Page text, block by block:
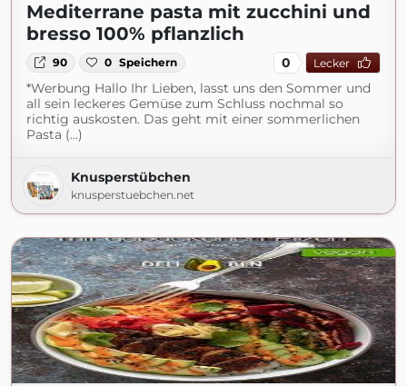
Mediterrane pasta mit zucchini und
bresso 100% pflanzlich
90 0 Speichern 0 Lecker
*Werbung Hallo Ihr Lieben, lasst uns den Sommer und
all sein leckeres Gemüse zum Schluss nochmal so
richtig auskosten. Das geht mit einer sommerlichen
Pasta (...)
Knusperstübchen
knusperstuebchen.net